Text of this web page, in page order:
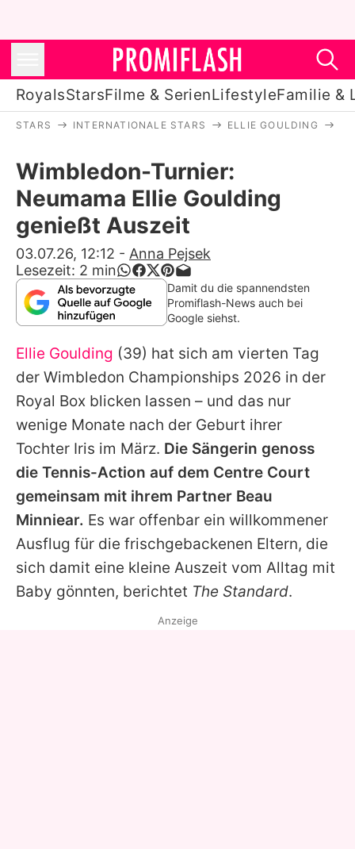
RoyalsStarsFilme & SerienLifestyleFamilie &
Stars
Filme & Serien
Lifestyle
Familie & Liebe
Promiflash Exklusiv
Alle Themen auf Promiflash
Jobs
App runterladen
Team
Redaktionelle Richtlinien
Impressum
Datenschutzerklärung
Nutzungsbedingungen
STARS INTERNATIONALE STARS ELLIE GOULDING
Wimbledon-Turnier:
Neumama Ellie Goulding
genießt Auszeit
03.07.26, 12:12 - Anna Pejsek
Lesezeit: 2 min
Damit du die spannendsten
Promiflash-News auch bei
Google siehst.
Ellie Goulding (39) hat sich am vierten Tag
der Wimbledon Championships 2026 in der
Royal Box blicken lassen – und das nur
wenige Monate nach der Geburt ihrer
Tochter Iris im März. Die Sängerin genoss
die Tennis-Action auf dem Centre Court
gemeinsam mit ihrem Partner Beau
Minniear. Es war offenbar ein willkommener
Ausflug für die frischgebackenen Eltern, die
sich damit eine kleine Auszeit vom Alltag mit
Baby gönnten, berichtet The Standard.
Anzeige